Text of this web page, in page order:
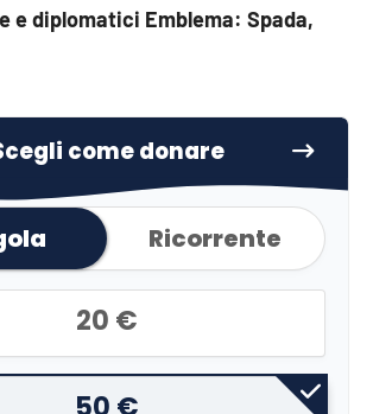
e diplomatici Emblema: Spada,